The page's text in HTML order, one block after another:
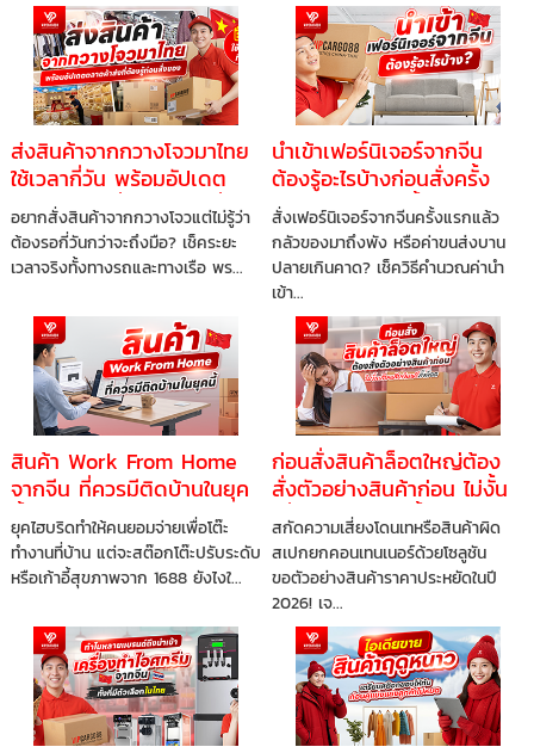
ส่งสินค้าจากกวางโจวมาไทย
ใช้เวลากี่วัน พร้อมอัปเดต
ตลาดค้าส่งที่ต้องรู้ก่อนสั่ง
ของ
อยากสั่งสินค้าจากกวางโจวแต่ไม่รู้ว่า
ต้องรอกี่วันกว่าจะถึงมือ? เช็คระยะ
เวลาจริงทั้งทางรถและทางเรือ พร...
นำเข้าเฟอร์นิเจอร์จากจีน
ต้องรู้อะไรบ้างก่อนสั่งครั้ง
แรก ไม่ให้พลาดทั้งเงินและ
เวลา
สั่งเฟอร์นิเจอร์จากจีนครั้งแรกแล้ว
กลัวของมาถึงพัง หรือค่าขนส่งบาน
ปลายเกินคาด? เช็ควิธีคำนวณค่านำ
เข้า...
สินค้า Work From Home
จากจีน ที่ควรมีติดบ้านในยุค
นี้ จัดโต๊ะทำงานให้ปังแบบไม่
ต้องจ่ายแพง
ยุคไฮบริดทำให้คนยอมจ่ายเพื่อโต๊ะ
ทำงานที่บ้าน แต่จะสต๊อกโต๊ะปรับระดับ
หรือเก้าอี้สุขภาพจาก 1688 ยังไงใ...
ก่อนสั่งสินค้าล็อตใหญ่ต้อง
สั่งตัวอย่างสินค้าก่อน ไม่งั้น
เสี่ยงเสียเงินฟรีทั้งล็อต
สกัดความเสี่ยงโดนเทหรือสินค้าผิด
สเปกยกคอนเทนเนอร์ด้วยโซลูชัน
ขอตัวอย่างสินค้าราคาประหยัดในปี
2026! เจ...